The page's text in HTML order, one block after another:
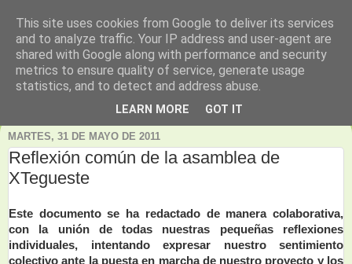
MARTES, 31 DE MAYO DE 2011
Reflexión común de la asamblea de
XTegueste
Este documento se ha redactado de manera colaborativa,
con la unión de todas nuestras pequeñas reflexiones
individuales, intentando expresar nuestro sentimiento
colectivo ante la puesta en marcha de nuestro proyecto y los
This site uses cookies from Google to deliver its services
and to analyze traffic. Your IP address and user-agent are
shared with Google along with performance and security
metrics to ensure quality of service, generate usage
statistics, and to detect and address abuse.
LEARN MORE GOT IT